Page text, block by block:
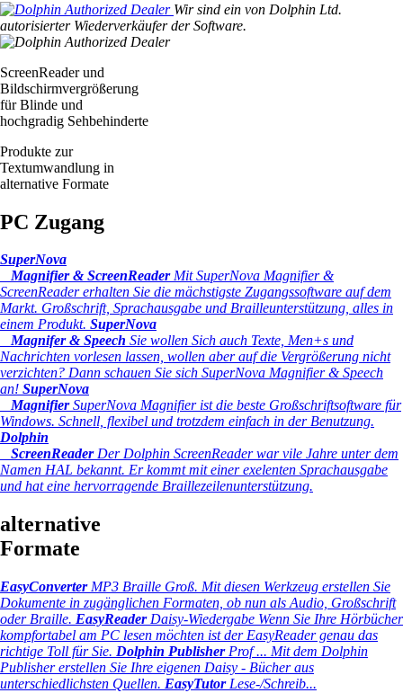
Wir sind ein von Dolphin Ltd.
autorisierter Wiederverkäufer der Software.
ScreenReader und
Bildschirmvergrößerung
für Blinde und
hochgradig Sehbehinderte
Produkte zur
Textumwandlung in
alternative Formate
PC Zugang
SuperNova
Magnifier & ScreenReaderMit SuperNova Magnifier &
ScreenReader erhalten Sie die mächstigste Zugangssoftware auf dem
Markt. Großschrift, Sprachausgabe und Brailleunterstützung, alles in
einem Produkt. SuperNova
Magnifer & Speech Sie wollen Sich auch Texte, Men+s und
Nachrichten vorlesen lassen, wollen aber auf die Vergrößerung nicht
verzichten? Dann schauen Sie sich SuperNova Magnifier & Speech
an! SuperNova
MagnifierSuperNova Magnifier ist die beste Großschriftsoftware für
Windows. Schnell, flexibel und trotzdem einfach in der Benutzung.
Dolphin
ScreenReaderDer Dolphin ScreenReader war vile Jahre unter dem
Namen HAL bekannt. Er kommt mit einer exelenten Sprachausgabe
und hat eine hervorragende Braillezeilenunterstützung.
alternative
Formate
EasyConverterMP3 Braille Groß. Mit diesen Werkzeug erstellen Sie
Dokumente in zugänglichen Formaten, ob nun als Audio, Großschrift
oder Braille. EasyReaderDaisy-Wiedergabe Wenn Sie Ihre Hörbücher
kompfortabel am PC lesen möchten ist der EasyReader genau das
richtige Toll für Sie. Dolphin PublisherProf ... Mit dem Dolphin
Publisher erstellen Sie Ihre eigenen Daisy - Bücher aus
unterschiedlichsten Quellen. EasyTutorLese-/Schreib...